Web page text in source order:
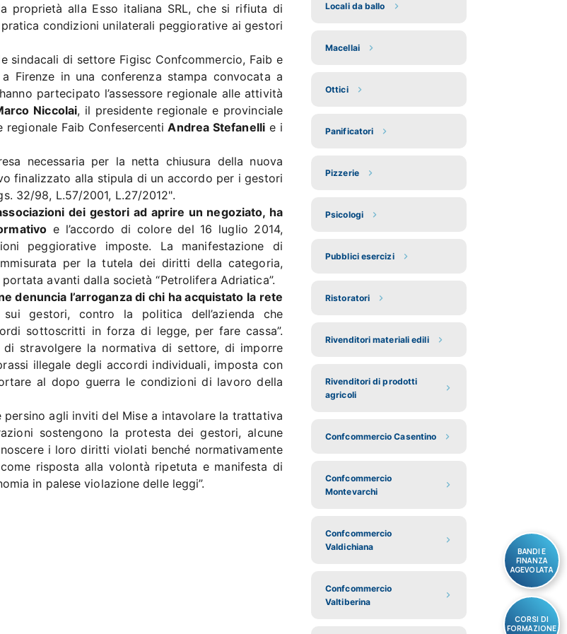
BANDI E
FINANZA
AGEVOLATA
CORSI DI
FORMAZIONE
proprietà alla Esso italiana SRL, che si rifiuta di
condizioni unilaterali peggiorative ai gestori
sindacali di settore Figisc Confcommercio, Faib e
Firenze in una conferenza stampa convocata a
partecipato l’assessore regionale alle attività
Niccolai, il presidente regionale e provinciale
regionale Faib Confesercenti Andrea Stefanelli e i
necessaria per la netta chiusura della nuova
finalizzato alla stipula di un accordo per i gestori
32/98, L.57/2001, L.27/2012".
dei gestori ad aprire un negoziato, ha
e l’accordo di colore del 16 luglio 2014,
peggiorative imposte. La manifestazione di
per la tutela dei diritti della categoria,
avanti dalla società “Petrolifera Adriatica”.
denuncia l’arroganza di chi ha acquistato la rete
gestori, contro la politica dell’azienda che
sottoscritti in forza di legge, per fare cassa”.
stravolgere la normativa di settore, di imporre
illegale degli accordi individuali, imposta con
al dopo guerra le condizioni di lavoro della
persino agli inviti del Mise a intavolare la trattativa
sostengono la protesta dei gestori, alcune
i loro diritti violati benché normativamente
risposta alla volontà ripetuta e manifesta di
in palese violazione delle leggi”.
Locali da ballo
Macellai
Ottici
Panificatori
Pizzerie
Psicologi
Pubblici esercizi
Ristoratori
Rivenditori materiali edili
Rivenditori di prodotti
agricoli
Confcommercio Casentino
Confcommercio
Montevarchi
Confcommercio
Valdichiana
Confcommercio
Valtiberina